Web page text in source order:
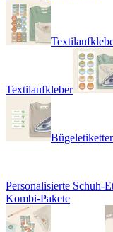
Textilaufkleber
Personalisierte Schuh-
Kombi-Pakete